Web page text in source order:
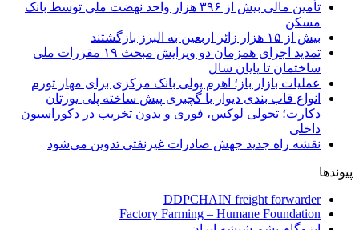
تأمین مالی بیش از ۳۹۶ هزار واحد نهضت ملی توسط بانک
مسکن
بیش از ۱۵ هزار زائر اربعین به البرز بازگشتند
تمدید اجرای همزمان دو ویرایش مبحث ۱۹ مقررات ملی
ساختمان تا پایان سال
عملیات بازار باز؛ اهرم پولی بانک مرکزی برای مهار تورم
انواع قاب بندی دیوار با گچبری پیش ساخته پلی یورتان
دکارت؛ تحولی لوکس، فوری و بدون تخریب در دکوراسیون
داخلی
نقشه راه جدید جهش صادرات غیرنفتی تدوین می‌شود
پیوندها
DDPCHAIN freight forwarder
Factory Farming – Humane Foundation